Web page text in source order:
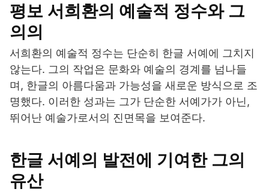
평보 서희환의 예술적 정수와 그
의의
서희환의 예술적 정수는 단순히 한글 서예에 그치지
않는다. 그의 작업은 문화와 예술의 경계를 넘나들
며, 한글의 아름다움과 가능성을 새로운 방식으로 조
명했다. 이러한 성과는 그가 단순한 서예가가 아닌,
뛰어난 예술가로서의 진면목을 보여준다.
한글 서예의 발전에 기여한 그의
유산